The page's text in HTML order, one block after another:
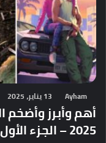
Ayham 13 يناير، 2025
أهم وأبرز وأضخم
2025 – الجزء الأول